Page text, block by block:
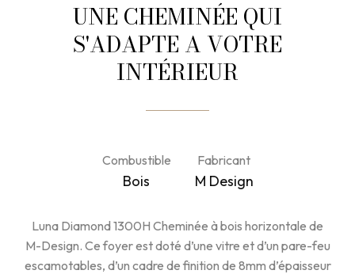
UNE CHEMINÉE QUI
S'ADAPTE A VOTRE
INTÉRIEUR
Combustible
Bois
Fabricant
M Design
Luna Diamond 1300H Cheminée à bois horizontale de
M-Design. Ce foyer est doté d’une vitre et d’un pare-feu
escamotables, d’un cadre de finition de 8mm d’épaisseur